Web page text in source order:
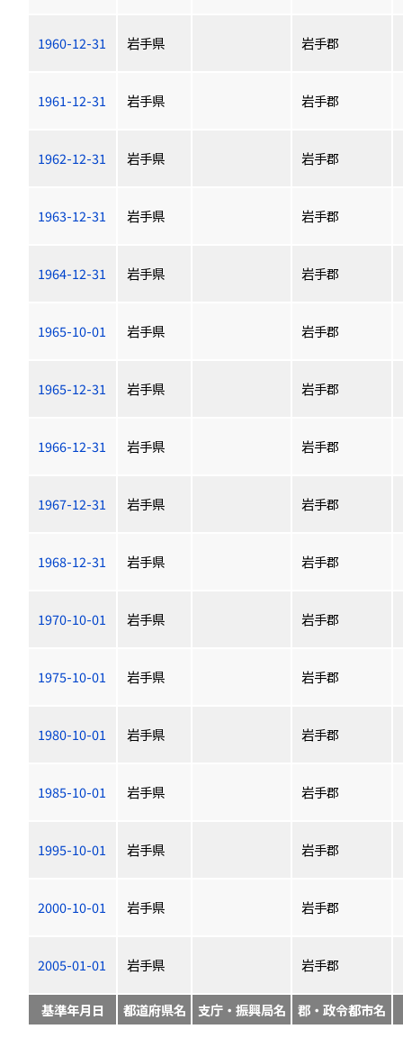
1960-12-31 岩手県 岩手郡
1961-12-31 岩手県 岩手郡
1962-12-31 岩手県 岩手郡
1963-12-31 岩手県 岩手郡
1964-12-31 岩手県 岩手郡
1965-10-01 岩手県 岩手郡
1965-12-31 岩手県 岩手郡
1966-12-31 岩手県 岩手郡
1967-12-31 岩手県 岩手郡
1968-12-31 岩手県 岩手郡
1970-10-01 岩手県 岩手郡
1975-10-01 岩手県 岩手郡
1980-10-01 岩手県 岩手郡
1985-10-01 岩手県 岩手郡
1995-10-01 岩手県 岩手郡
2000-10-01 岩手県 岩手郡
2005-01-01 岩手県 岩手郡
基準年月日 都道府県名 支庁・振興局名 郡・政令都市名